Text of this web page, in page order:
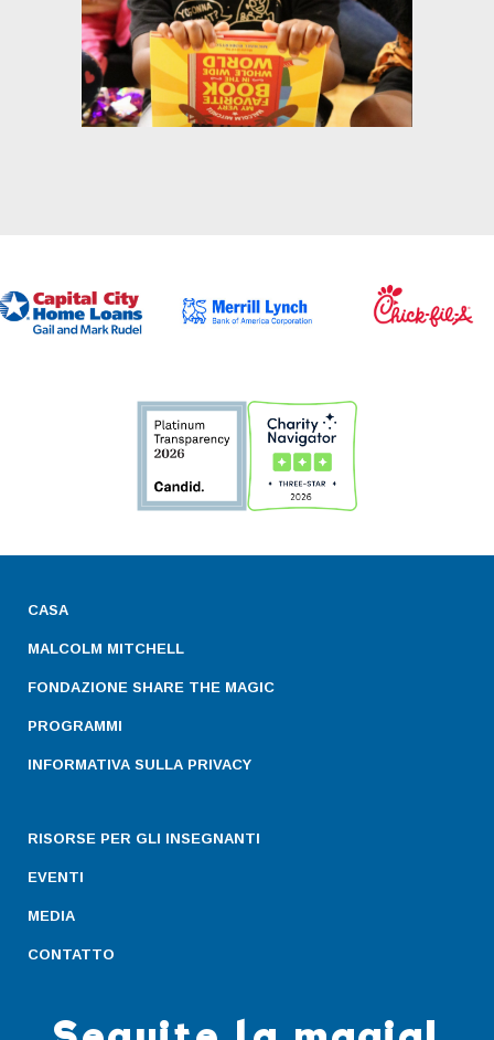
CASA
MALCOLM MITCHELL
FONDAZIONE SHARE THE MAGIC
PROGRAMMI
INFORMATIVA SULLA PRIVACY
RISORSE PER GLI INSEGNANTI
EVENTI
MEDIA
CONTATTO